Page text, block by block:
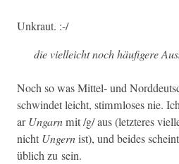
Unkraut. :-/
die vielle­icht noch häu­figere
Noch so was Mit­tel- und
schwindet leicht, stimm­los­es nie.
arUngarnmit /g/ aus (let­zteres
nichtUngernist), und bei­des
üblich zu sein.